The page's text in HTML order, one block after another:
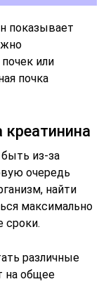
показывает
или
почка
из-за
очередь
найти
максимально
сроки.
различные
на общее